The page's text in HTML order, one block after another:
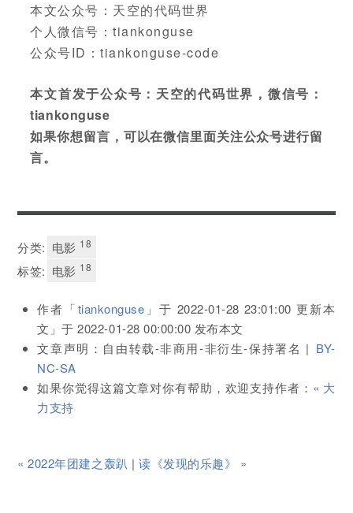
本文公众号：天空的代码世界
个人微信号：tiankonguse
公众号ID：tiankonguse-code
本文首发于公众号：天空的代码世界，微信号：
tiankonguse
如果你想留言，可以在微信里面关注公众号进行留
言。
分类: 电影 18
标签: 电影 18
作者「tiankonguse 」于 2022-01-28 23:01:00 更新本
文」于2022-01-28 00:00:00 发布本文
文章声明：自由转载-非商用-非衍生-保持署名 | BY-
NC-SA
如果你觉得这篇文章对你有帮助，欢迎支持作者： « 大
力支持
« 2022年团建之轰趴 |读《发现的乐趣》 »